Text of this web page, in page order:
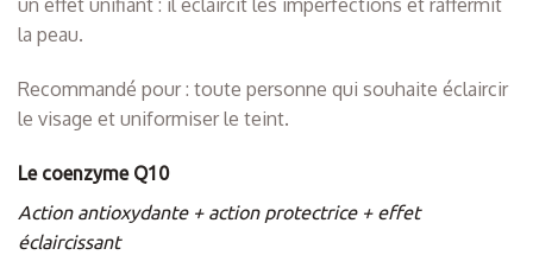
un effet unifiant : il éclaircit les imperfections et raffermit
la peau.
Recommandé pour : toute personne qui souhaite éclaircir
le visage et uniformiser le teint.
Le coenzyme Q10
Action antioxydante + action protectrice + effet
éclaircissant